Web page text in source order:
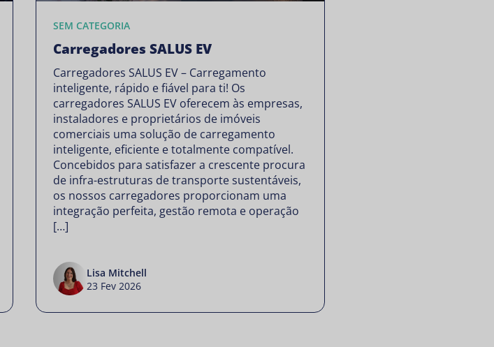
SEM CATEGORIA
Carregadores SALUS EV
Carregadores SALUS EV – Carregamento
inteligente, rápido e fiável para ti! Os
carregadores SALUS EV oferecem às empresas,
instaladores e proprietários de imóveis
comerciais uma solução de carregamento
inteligente, eficiente e totalmente compatível.
Concebidos para satisfazer a crescente procura
de infra-estruturas de transporte sustentáveis,
os nossos carregadores proporcionam uma
integração perfeita, gestão remota e operação
[…]
Lisa Mitchell
23 Fev 2026